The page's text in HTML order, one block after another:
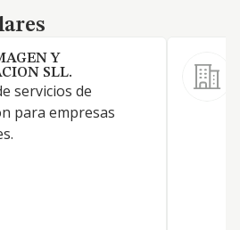
Y
SLL.
servicios de
para empresas